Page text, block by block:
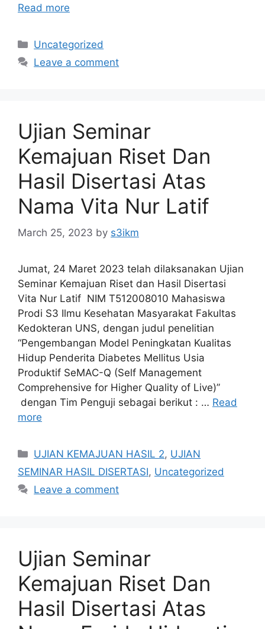
Read more
Categories
Uncategorized
Leave a comment
Ujian Seminar
Kemajuan Riset Dan
Hasil Disertasi Atas
Nama Vita Nur Latif
March 25, 2023 by s3ikm
Jumat, 24 Maret 2023 telah dilaksanakan Ujian
Seminar Kemajuan Riset dan Hasil Disertasi
Vita Nur Latif NIM T512008010 Mahasiswa
Prodi S3 Ilmu Kesehatan Masyarakat Fakultas
Kedokteran UNS, dengan judul penelitian
“Pengembangan Model Peningkatan Kualitas
Hidup Penderita Diabetes Mellitus Usia
Produktif SeMAC-Q (Self Management
Comprehensive for Higher Quality of Live)”
dengan Tim Penguji sebagai berikut : … Read
more
Categories
UJIAN KEMAJUAN HASIL 2, UJIAN
SEMINAR HASIL DISERTASI, Uncategorized
Leave a comment
Ujian Seminar
Kemajuan Riset Dan
Hasil Disertasi Atas